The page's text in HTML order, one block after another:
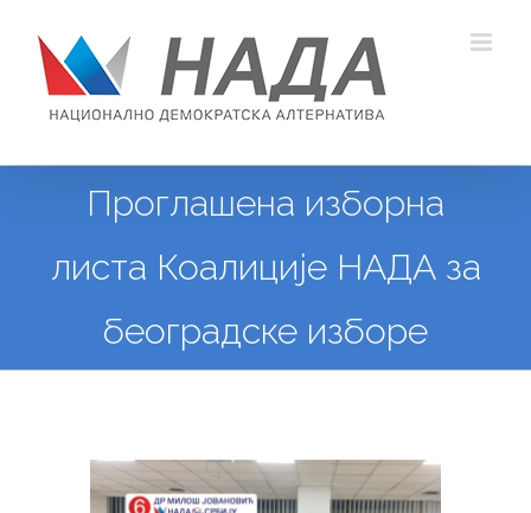
content
Проглашена изборна
листа Коалиције НАДА за
београдске изборе
View